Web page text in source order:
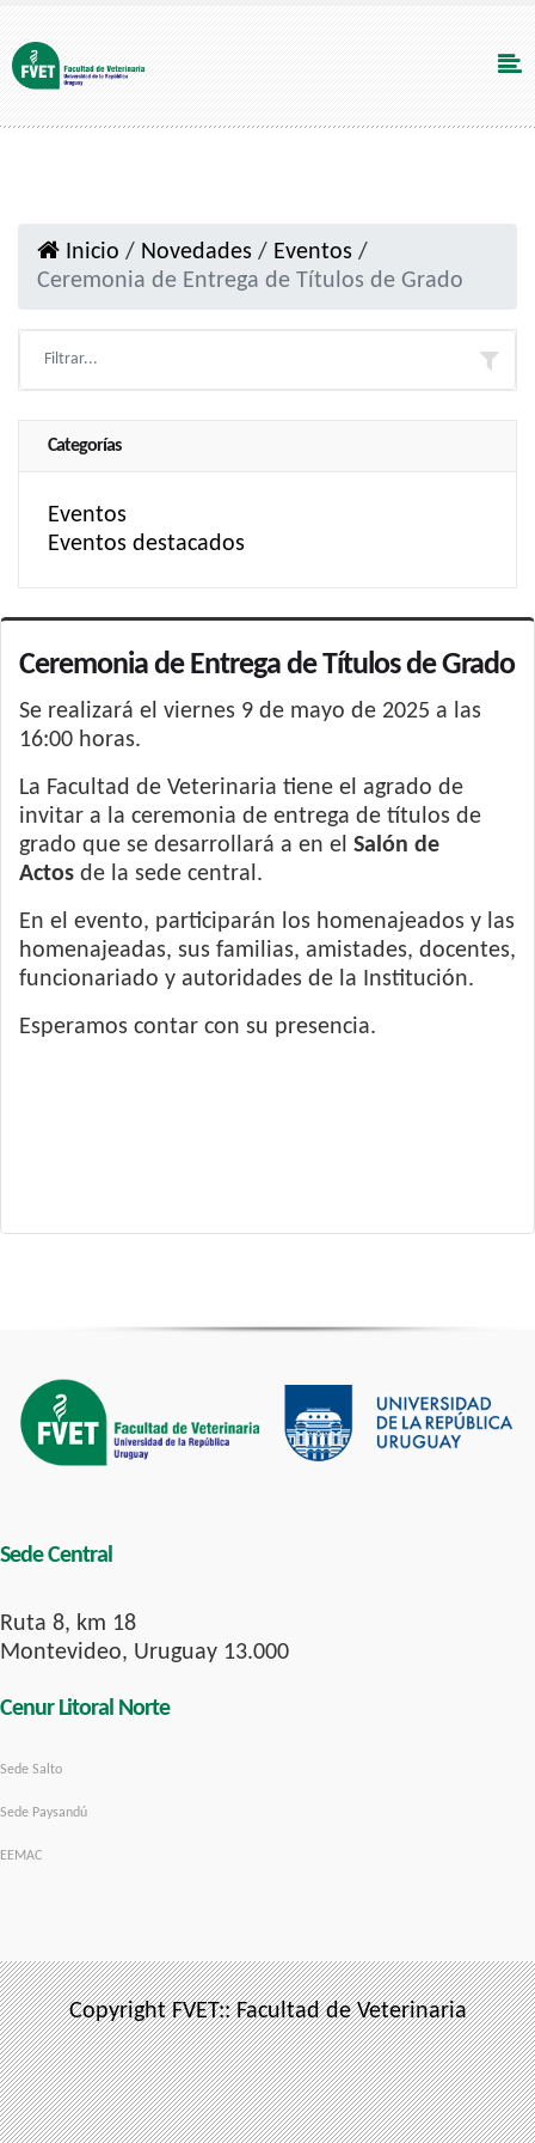
Inicio / Novedades / Eventos /
Ceremonia de Entrega de Títulos de Grado
Categorías
Eventos
Eventos destacados
Ceremonia de Entrega de Títulos de Grado
Se realizará el viernes 9 de mayo de 2025 a las
16:00 horas.
La Facultad de Veterinaria tiene el agrado de
invitar a la ceremonia de entrega de títulos de
grado que se desarrollará a en el Salón de
Actos de la sede central.
En el evento, participarán los homenajeados y las
homenajeadas, sus familias, amistades, docentes,
funcionariado y autoridades de la Institución.
Esperamos contar con su presencia.
Sede Central
Ruta 8, km 18
Montevideo, Uruguay 13.000
Cenur Litoral Norte
Sede Salto
Sede Paysandú
EEMAC
Copyright FVET:: Facultad de Veterinaria